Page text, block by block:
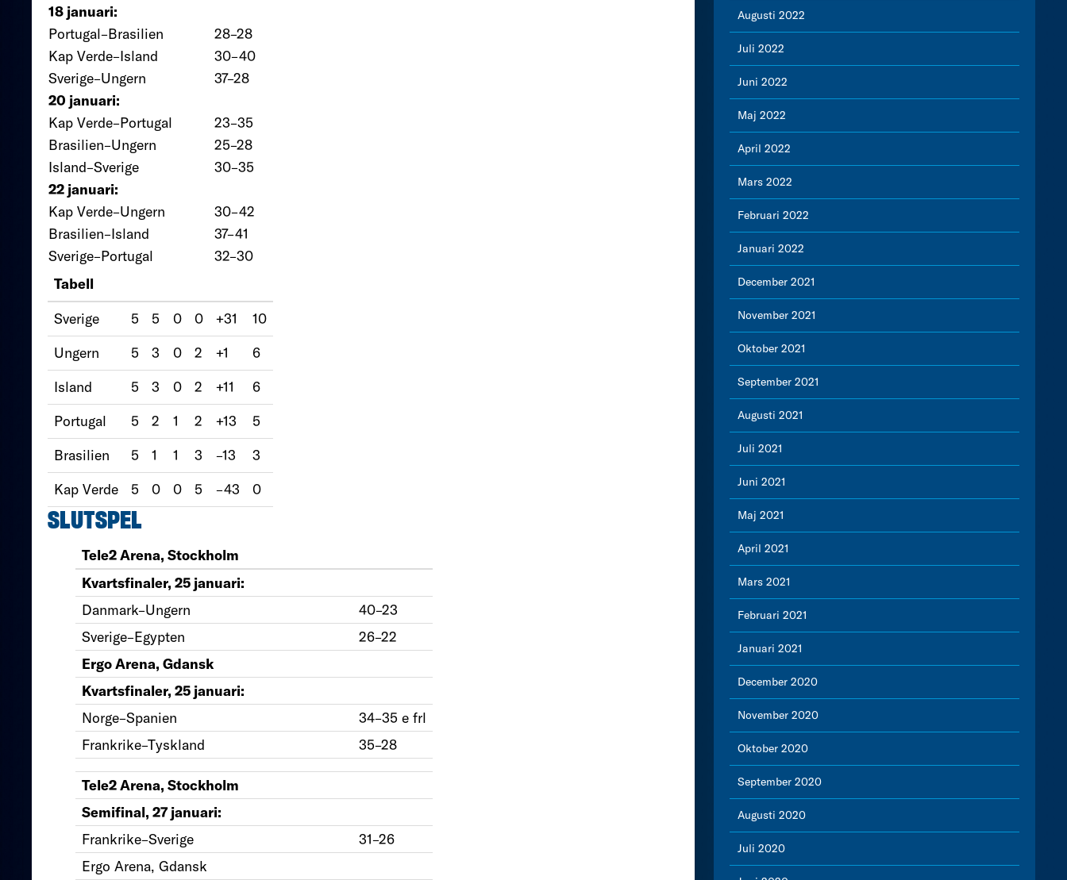
18 januari:
Portugal–Brasilien
28–28
Kap Verde–Island
30–40
Sverige–Ungern
37–28
20 januari:
Kap Verde–Portugal
23–35
Brasilien–Ungern
25–28
Island–Sverige
30–35
22 januari:
Kap Verde–Ungern
30–42
Brasilien–Island
37–41
Sverige–Portugal
32–30
Tabell
Sverige
5 5 0 0 +31
10
Ungern
5 3 0 2 +1
6
Island
5 3 0 2 +11
6
Portugal
5 2 1 2 +13
5
Brasilien
5 1 1 3 –13
3
Kap Verde
5 0 0 5 –43 0
SLUTSPEL
Tele2 Arena, Stockholm
Kvartsfinaler, 25 januari:
Danmark–Ungern
40–23
Sverige–Egypten
26–22
Ergo Arena, Gdansk
Kvartsfinaler, 25 januari:
Norge–Spanien
34–35 e frl
Frankrike–Tyskland
35–28
Tele2 Arena, Stockholm
Semifinal, 27 januari:
Frankrike–Sverige
31–26
Ergo Arena, Gdansk
Augusti 2022
Juli 2022
Juni 2022
Maj 2022
April 2022
Mars 2022
Februari 2022
Januari 2022
December 2021
November 2021
Oktober 2021
September 2021
Augusti 2021
Juli 2021
Juni 2021
Maj 2021
April 2021
Mars 2021
Februari 2021
Januari 2021
December 2020
November 2020
Oktober 2020
September 2020
Augusti 2020
Juli 2020